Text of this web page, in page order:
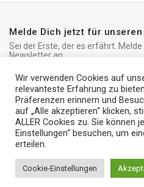
Melde Dich jetzt für
Sei der Erste, der es erfährt.
Newsletter an
iRedo 2021 CREATED BY
Early
2019
Apple
Retina
€2,449
500
Wir verwenden Cookies auf
relevanteste Erfahrung zu
Präferenzen erinnern und
auf „Alle akzeptieren“ klicken,
ALLER Cookies zu. Sie können
Einstellungen“ besuchen, um
erteilen.
Cookie-Einstellungen
0